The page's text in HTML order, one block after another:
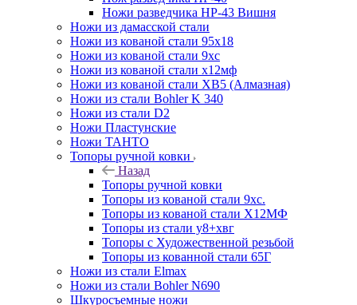
Ножи разведчика НР-43 Вишня
Ножи из дамасской стали
Ножи из кованой стали 95х18
Ножи из кованой стали 9хс
Ножи из кованой стали х12мф
Ножи из кованой стали ХВ5 (Алмазная)
Ножи из стали Bohler K 340
Ножи из стали D2
Ножи Пластунские
Ножи ТАНТО
Топоры ручной ковки
Назад
Топоры ручной ковки
Топоры из кованой стали 9хс.
Топоры из кованой стали Х12МФ
Топоры из стали у8+хвг
Топоры с Художественной резьбой
Топоры из кованной стали 65Г
Ножи из стали Elmax
Ножи из стали Bohler N690
Шкуросъемные ножи